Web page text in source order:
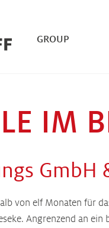
GROUP
IM
GmbH
von elf Monaten für
Angrenzend an